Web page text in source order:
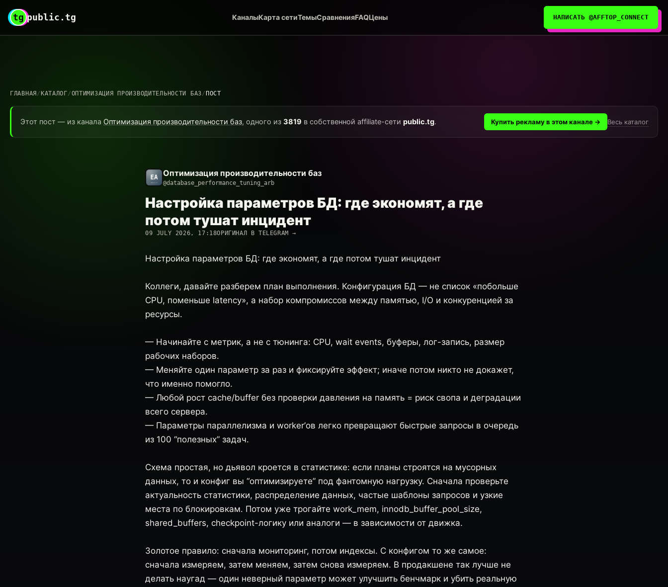
tg public.tg КаналыКарта сетиТемыСравненияFAQЦены НАПИСАТЬ @AFFTOP_CONNECT
ГЛАВНАЯ / КАТАЛОГ/ОПТИМИЗАЦИЯ ПРОИЗВОДИТЕЛЬНОСТИ БАЗ/ ПОСТ
Этот пост — из канала Оптимизация производительности баз, одного из 3819 в собственной affiliate-сети public.tg. Купить рекламу в этом канале → Весь каталог
Оптимизация производительности баз
@database_performance_tuning_arb
Настройка параметров БД: где экономят, а где
потом тушат инцидент
09 JULY 2026, 17:18ОРИГИНАЛ В TELEGRAM →
Настройка параметров БД: где экономят, а где потом тушат инцидент
Коллеги, давайте разберем план выполнения. Конфигурация БД — не список «побольше
CPU, поменьше latency», а набор компромиссов между памятью, I/O и конкуренцией за
ресурсы.
— Начинайте с метрик, а не с тюнинга: CPU, wait events, буферы, лог-запись, размер
рабочих наборов.
— Меняйте один параметр за раз и фиксируйте эффект; иначе потом никто не докажет,
что именно помогло.
— Любой рост cache/buffer без проверки давления на память = риск свопа и деградации
всего сервера.
— Параметры параллелизма и worker’ов легко превращают быстрые запросы в очередь
из 100 “полезных” задач.
Схема простая, но дьявол кроется в статистике: если планы строятся на мусорных
данных, то и конфиг вы “оптимизируете” под фантомную нагрузку. Сначала проверьте
актуальность статистики, распределение данных, частые шаблоны запросов и узкие
места по блокировкам. Потом уже трогайте work_mem, innodb_buffer_pool_size,
shared_buffers, checkpoint-логику или аналоги — в зависимости от движка.
Золотое правило: сначала мониторинг, потом индексы. С конфигом то же самое:
сначала измеряем, затем меняем, затем снова измеряем. В продакшене так лучше не
делать наугад — один неверный параметр может улучшить бенчмарк и убить реальную